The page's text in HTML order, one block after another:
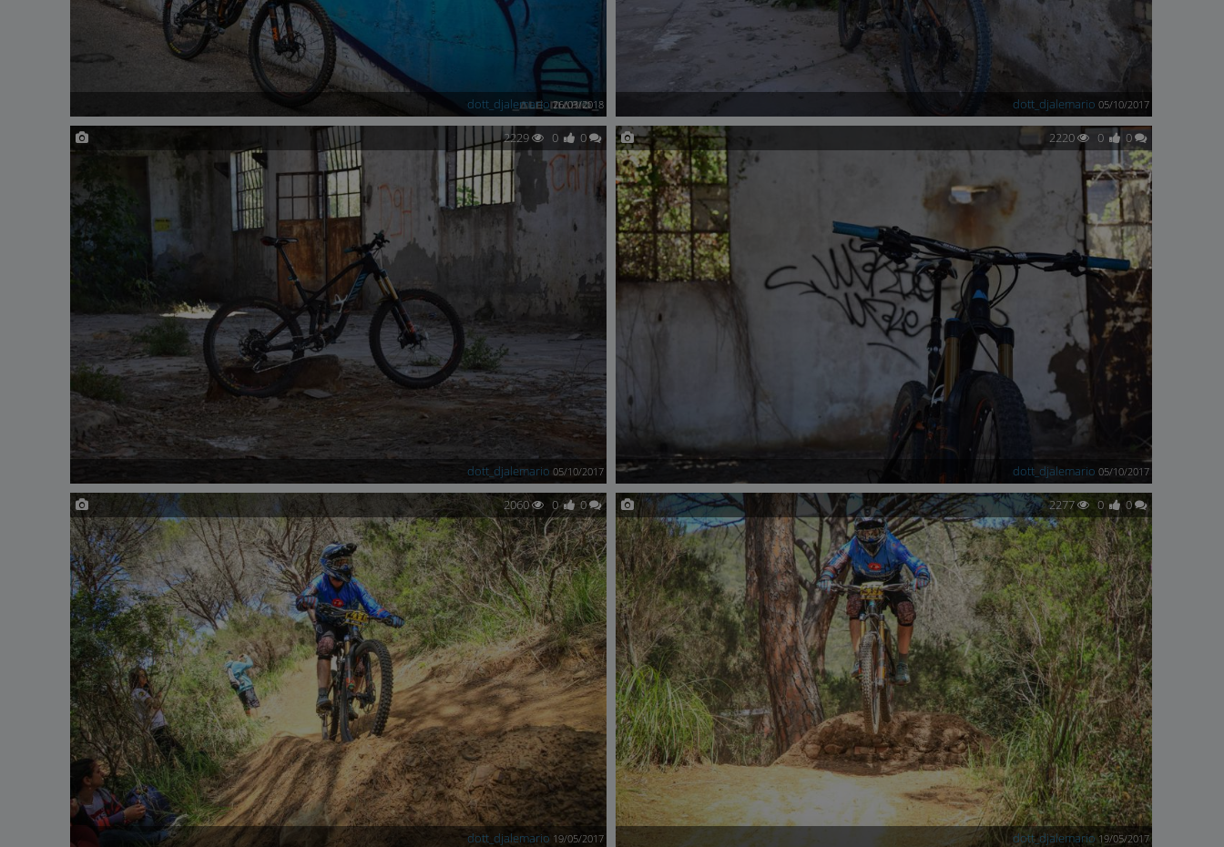
dott_djalemario 26/03/2018 dott_djalemario 05/10/2017
2229 0 0
dott_djalemario 05/10/2017
2220 0 0
dott_djalemario 05/10/2017
2060 0 0
dott_djalemario 19/05/2017
2277 0 0
dott_djalemario 19/05/2017